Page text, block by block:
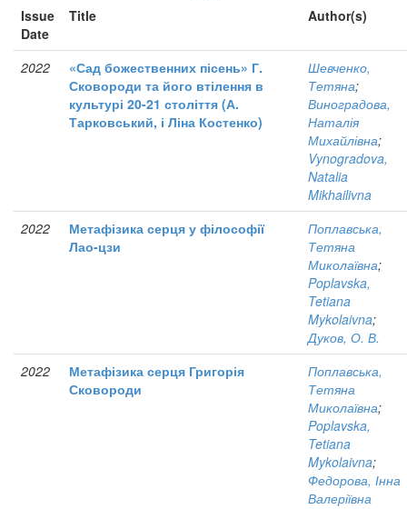
Issue
Date
Title Author(s)
2022
«Сад божественних пісень» Г.
Сковороди та його втілення в
культурі 20-21 століття (А.
Тарковський, і Ліна Костенко)
Шевченко,
Тетяна;
Виноградова,
Наталія
Михайлівна;
Vynogradova,
Natalia
Mikhailivna
2022
Метафізика серця у філософії
Лао-цзи
Поплавська,
Тетяна
Миколаївна;
Poplavska,
Tetiana
Mykolaivna;
Дуков, О. В.
2022
Метафізика серця Григорія
Сковороди
Поплавська,
Тетяна
Миколаївна;
Poplavska,
Tetiana
Mykolaivna;
Федорова, Інна
Валеріївна